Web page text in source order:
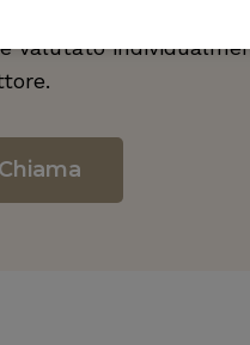
paziente e le
valutato
Chiama